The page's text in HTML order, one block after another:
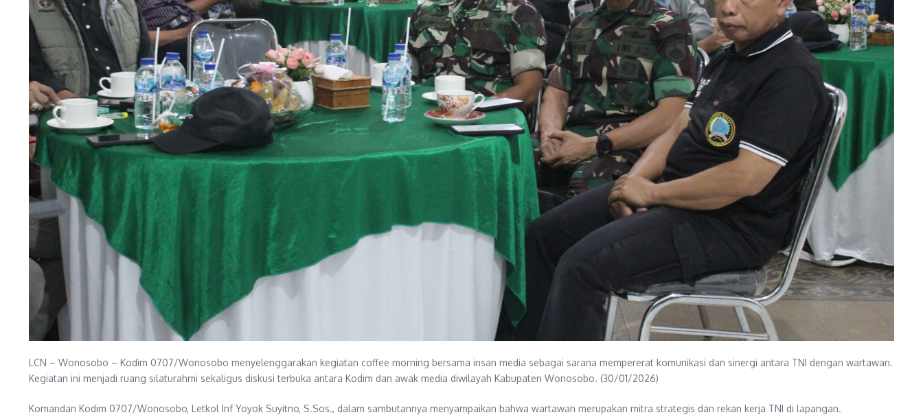
LCN – Wonosobo – Kodim 0707/Wonosobo menyelenggarakan kegiatan coffee morning bersama insan media sebagai sarana mempererat komunikasi dan sinergi antara TNI dengan wartawan.
Kegiatan ini menjadi ruang silaturahmi sekaligus diskusi terbuka antara Kodim dan awak media diwilayah Kabupaten Wonosobo. (30/01/2026)
Komandan Kodim 0707/Wonosobo, Letkol Inf Yoyok Suyitno, S.Sos., dalam sambutannya menyampaikan bahwa wartawan merupakan mitra strategis dan rekan kerja TNI di lapangan.